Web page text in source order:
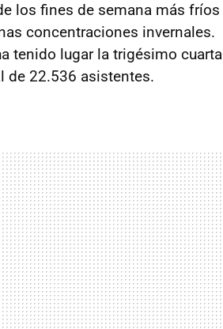
los fines de semana más fríos
concentraciones invernales.
tenido lugar la trigésimo cuarta
de 22.536 asistentes.